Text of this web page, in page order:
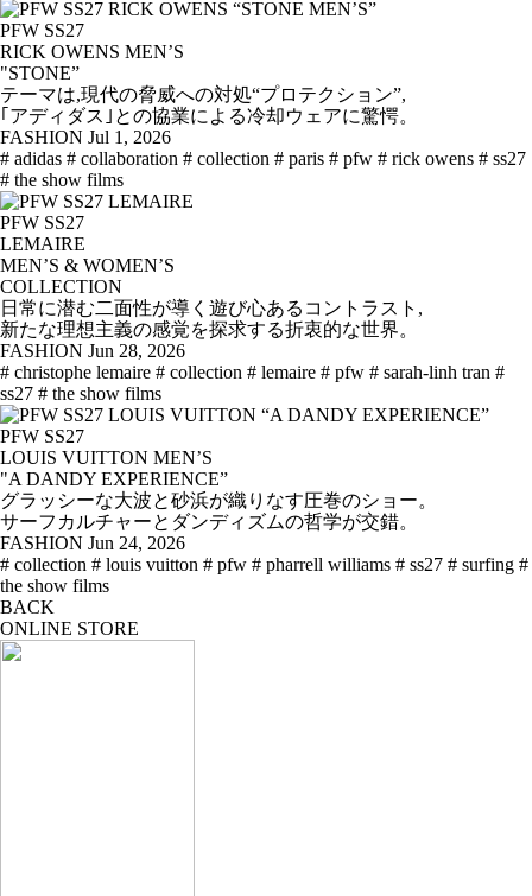
PFW SS27
RICK OWENS MEN’S
"STONE”
テーマは,現代の脅威への対処“プロテクション”,
｢アディダス｣との協業による冷却ウェアに驚愕。
FASHION Jul 1, 2026
# adidas # collaboration # collection # paris # pfw # rick owens # ss27
# the show films
PFW SS27
LEMAIRE
MEN’S & WOMEN’S
COLLECTION
日常に潜む二面性が導く遊び心あるコントラスト,
新たな理想主義の感覚を探求する折衷的な世界。
FASHION Jun 28, 2026
# christophe lemaire # collection # lemaire # pfw # sarah-linh tran #
ss27 # the show films
PFW SS27
LOUIS VUITTON MEN’S
"A DANDY EXPERIENCE”
グラッシーな大波と砂浜が織りなす圧巻のショー。
サーフカルチャーとダンディズムの哲学が交錯。
FASHION Jun 24, 2026
# collection # louis vuitton # pfw # pharrell williams # ss27 # surfing #
the show films
BACK
ONLINE STORE